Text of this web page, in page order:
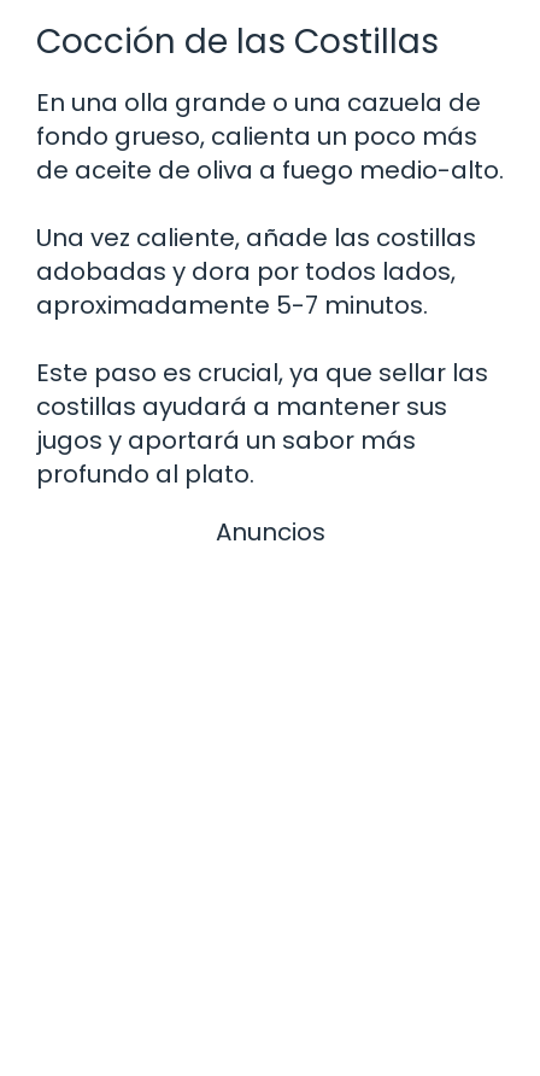
Cocción de las Costillas
En una olla grande o una cazuela de
fondo grueso, calienta un poco más
de aceite de oliva a fuego medio-alto.
Una vez caliente, añade las costillas
adobadas y dora por todos lados,
aproximadamente 5-7 minutos.
Este paso es crucial, ya que sellar las
costillas ayudará a mantener sus
jugos y aportará un sabor más
profundo al plato.
Anuncios